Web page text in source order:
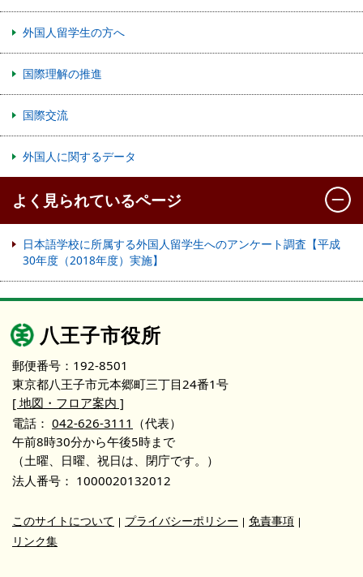
外国人留学生の方へ
国際理解の推進
国際交流
外国人に関するデータ
よく見られているページ
日本語学校に所属する外国人留学生へのアンケート調査【平成
30年度（2018年度）実施】
八王子市役所
郵便番号：192-8501
東京都八王子市元本郷町三丁目24番1号
[ 地図・フロア案内 ]
電話： 042-626-3111 （代表）
午前8時30分から午後5時まで
（土曜、日曜、祝日は、閉庁です。）
法人番号： 1000020132012
このサイトについて プライバシーポリシー
免責事項
リンク集